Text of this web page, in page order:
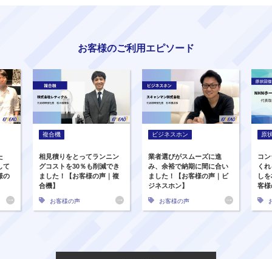
お客様のご利用エピソード
て
の
複合機
相見積りをとってランニン
グコストを30％も削減でき
ました！【お客様の声｜複
合機】
お客様の声
ビジネスホン
業者選びがスムーズに進
み、余裕で納期に間に合い
ました！【お客様の声｜ビ
ジネスホン】
お客様の声
原
コ
く
し
客